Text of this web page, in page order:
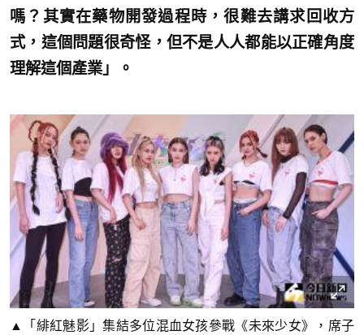
嗎？其實在藥物開發過程時，很難去講求回收方
式，這個問題很奇怪，但不是人人都能以正確角度
理解這個產業」。
▲「緋紅魅影」集結多位混血女孩參戰《未來少女》，席子